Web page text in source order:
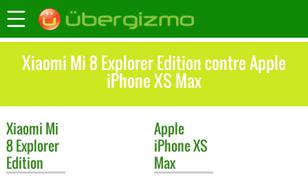
Xiaomi Mi 8 Explorer Edition contre Apple
iPhone XS Max
Xiaomi Mi
8 Explorer
Edition
Apple
iPhone XS
Max